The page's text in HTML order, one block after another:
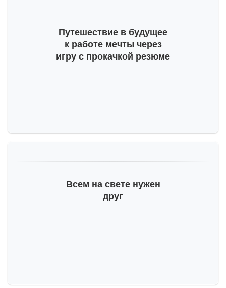
Путешествие в будущее
к работе мечты через
игру с прокачкой резюме
Всем на свете нужен
друг